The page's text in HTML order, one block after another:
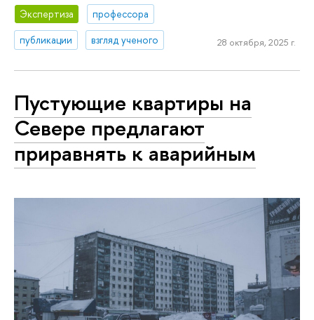
Экспертиза
профессора
публикации
взгляд ученого 28 октября, 2025 г.
Пустующие квартиры на
Севере предлагают
приравнять к аварийным